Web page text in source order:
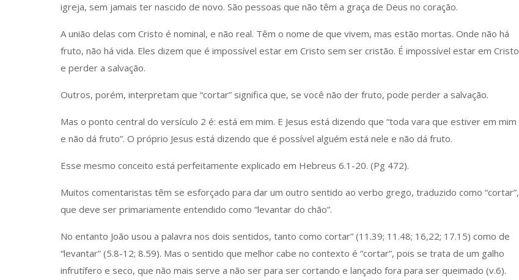
igreja, sem jamais ter nascido de novo. São pessoas que não têm a graça de Deus no coração.
A união delas com Cristo é nominal, e não real. Têm o nome de que vivem, mas estão mortas. Onde não há
fruto, não há vida. Eles dizem que é impossível estar em Cristo sem ser cristão. É impossível estar em Cristo
e perder a salvação.
Outros, porém, interpretam que “cortar” significa que, se você não der fruto, pode perder a salvação.
Mas o ponto central do versículo 2 é: está em mim. E Jesus está dizendo que “toda vara que estiver em mim
e não dá fruto”. O próprio Jesus está dizendo que é possível alguém está nele e não dá fruto.
Esse mesmo conceito está perfeitamente explicado em Hebreus 6.1-20. (Pg 472).
Muitos comentaristas têm se esforçado para dar um outro sentido ao verbo grego, traduzido como “cortar”,
que deve ser primariamente entendido como “levantar do chão”.
No entanto João usou a palavra nos dois sentidos, tanto como cortar” (11.39; 11.48; 16,22; 17.15) como de
“levantar” (5.8-12; 8.59). Mas o sentido que melhor cabe no contexto é “cortar”, pois se trata de um galho
infrutífero e seco, que não mais serve a não ser para ser cortando e lançado fora para ser queimado (v.6).